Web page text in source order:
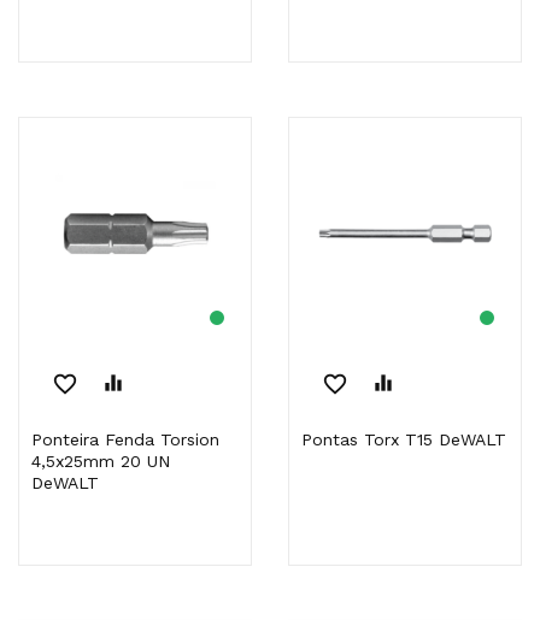
favorite_border equalizer
Ponteira Fenda Torsion
4,5x25mm 20 UN
DeWALT
favorite_border equalizer
Pontas Torx T15 DeWALT